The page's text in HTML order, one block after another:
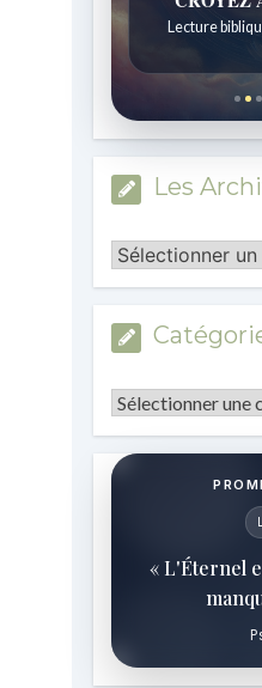
Réflexions
Les
Les
Archives
Catégories
« L'Éternel